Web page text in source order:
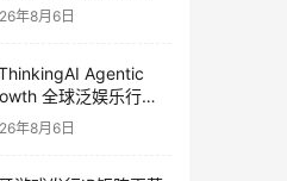
家的真实期待
年8月6日
ThinkingAI Agentic
全球泛娱乐行业
】Agent 时代，人到
负责什么
年8月6日